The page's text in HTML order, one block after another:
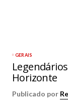
GERAIS
Horizonte
Publicado por